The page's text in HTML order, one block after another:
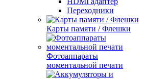
Переходники
Карты памяти / Флешки
Фотоаппараты
моментальной печати